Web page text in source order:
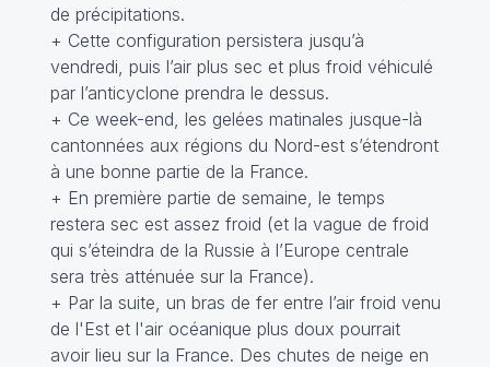
de précipitations.
+ Cette configuration persistera jusqu’à
vendredi, puis l’air plus sec et plus froid véhiculé
par l’anticyclone prendra le dessus.
+ Ce week-end, les gelées matinales jusque-là
cantonnées aux régions du Nord-est s’étendront
à une bonne partie de la France.
+ En première partie de semaine, le temps
restera sec est assez froid (et la vague de froid
qui s’éteindra de la Russie à l’Europe centrale
sera très atténuée sur la France).
+ Par la suite, un bras de fer entre l’air froid venu
de l'Est et l'air océanique plus doux pourrait
avoir lieu sur la France. Des chutes de neige en